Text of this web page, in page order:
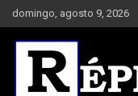
Saltar
al
contenido
domingo, agosto 9, 2026